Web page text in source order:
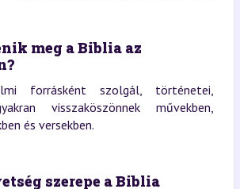
meg a Biblia az
forrásként szolgál, történetei,
visszaköszönnek művekben,
és versekben.
szerepe a Biblia